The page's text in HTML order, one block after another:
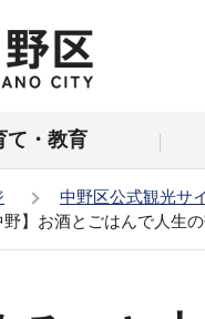
て・教育
中野区公式観光サ
野】お酒とごはんで人生